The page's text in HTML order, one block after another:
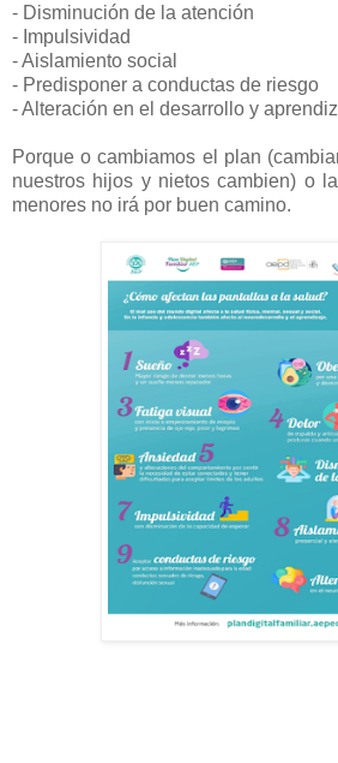
- Disminución de la atención
- Impulsividad
- Aislamiento social
- Predisponer a conductas de riesgo
- Alteración en el desarrollo y
Porque o cambiamos el plan
nuestros hijos y nietos cambien) o
menores no irá por buen camino.